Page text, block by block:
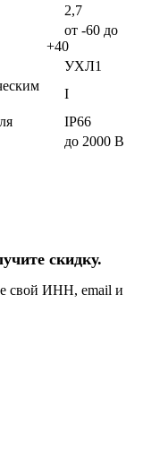
2,7
от -60 до
+40
УХЛ1
I
IP66
до 2000 В
скидку.
свой ИНН, email и